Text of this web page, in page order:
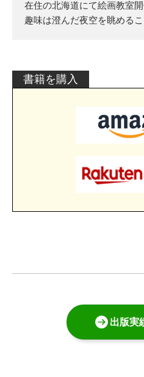
在住の北海道にて絵画教室開
趣味は澄んだ夜空を眺めるこ
書籍を購入
出版実